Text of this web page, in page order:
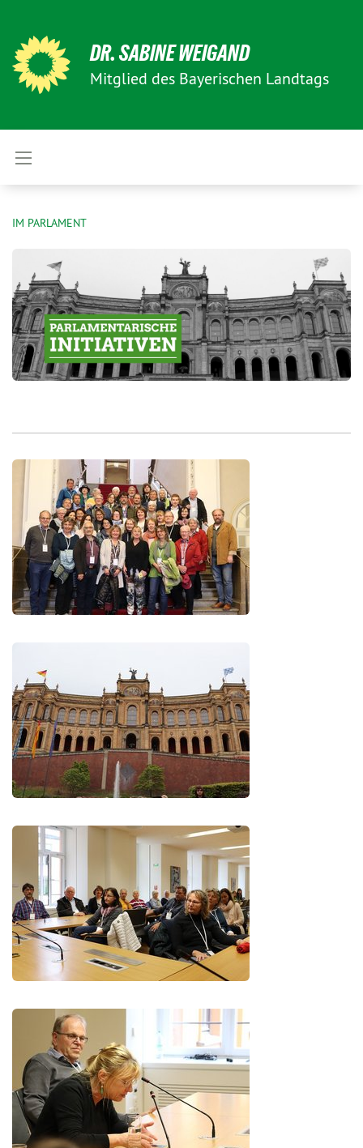
DR. SABINE WEIGAND
Mitglied des Bayerischen Landtags
IM PARLAMENT